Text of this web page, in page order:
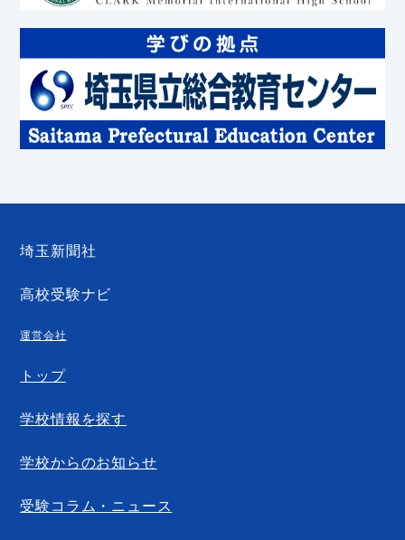
埼玉新聞社
高校受験ナビ
運営会社
トップ
学校情報を探す
学校からのお知らせ
受験コラム・ニュース